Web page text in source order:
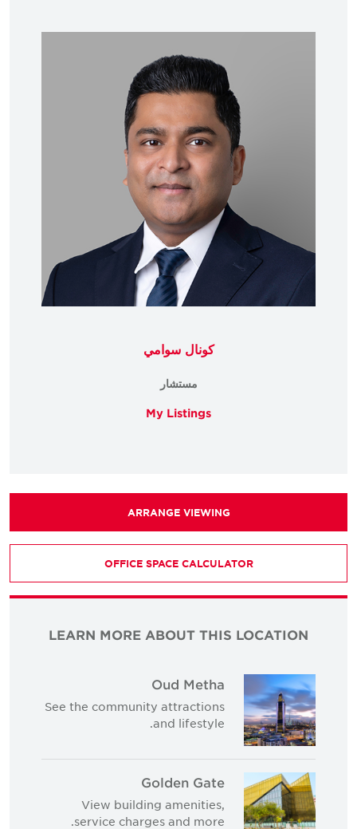
كونال سوامي
مستشار
My Listings
ARRANGE VIEWING
OFFICE SPACE CALCULATOR
LEARN MORE ABOUT THIS LOCATION
Oud Metha
See the community attractions
and lifestyle.
Golden Gate
View building amenities,
service charges and more.